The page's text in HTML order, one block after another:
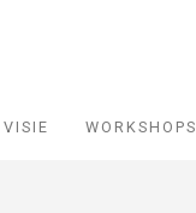
VISIE WORKSHOPS